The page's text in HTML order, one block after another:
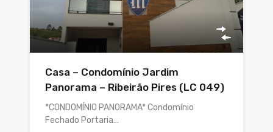
Casa – Condomínio Jardim
Panorama – Ribeirão Pires (LC 049)
*CONDOMÍNIO PANORAMA* Condomínio
Fechado Portaria…